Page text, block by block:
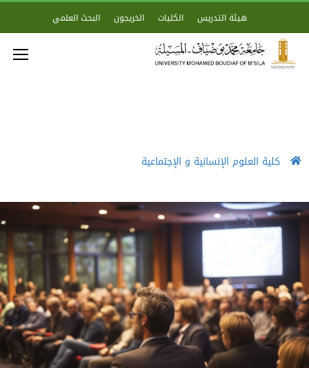
هيئة التدريس الكليات الخريجون البحث العلمي
كلية العلوم الإنسانية و الإجتماعية